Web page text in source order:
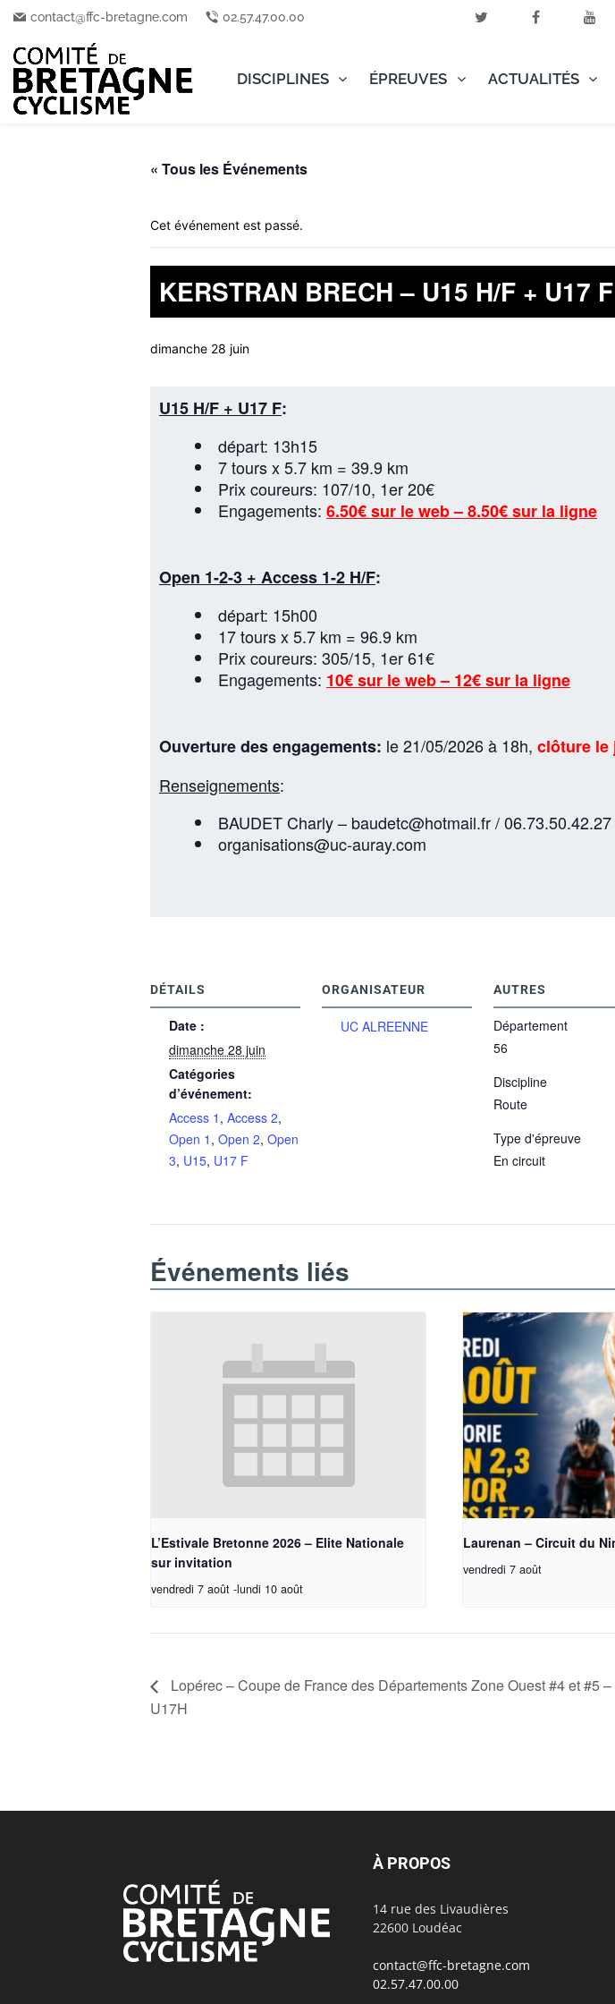
contact@ffc-bretagne.com 02.57.47.00.00
DISCIPLINES ÉPREUVES ACTUALITÉS
« Tous les Événements
Cet événement est passé.
KERSTRAN BRECH – U15 H/F + U17
dimanche 28 juin
U15 H/F + U17 F:
départ: 13h15
7 tours x 5.7 km = 39.9 km
Prix coureurs: 107/10, 1er 20€
Engagements: 6.50€ sur le web – 8.50€ sur la ligne
Open 1-2-3 + Access 1-2 H/F:
départ: 15h00
17 tours x 5.7 km = 96.9 km
Prix coureurs: 305/15, 1er 61€
Engagements: 10€ sur le web – 12€ sur la ligne
Ouverture des engagements: le 21/05/2026 à 18h, clôture le
Renseignements:
BAUDET Charly – baudetc@hotmail.fr / 06.73.50.42.27
organisations@uc-auray.com
DÉTAILS
Date :
dimanche 28 juin
Catégories
d’événement:
Access 1 , Access 2,
Open 1 , Open 2, Open
3, U15, U17 F
ORGANISATEUR
UC ALREENNE
AUTRES
Département
56
Discipline
Route
Type d'épreuve
En circuit
Événements liés
L’Estivale Bretonne 2026 – Elite Nationale
sur invitation
vendredi 7 août -lundi 10 août
Laurenan – Circuit du
vendredi 7 août
Lopérec – Coupe de France des Départements Zone Ouest #4 et #5
U17H
À PROPOS
14 rue des Livaudières
22600 Loudéac
contact@ffc-bretagne.com
02.57.47.00.00